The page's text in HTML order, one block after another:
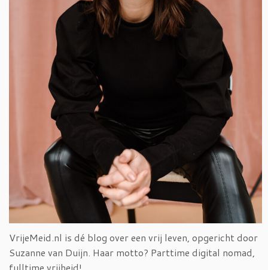
VrijeMeid.nl is dé blog over een vrij leven, opgericht door
Suzanne van Duijn. Haar motto? Parttime digital nomad,